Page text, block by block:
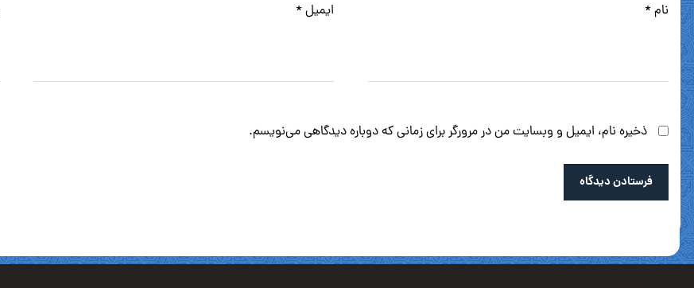
نام * ایمیل *
ذخیره نام، ایمیل و وبسایت من در مرورگر برای زمانی که دوباره دیدگاهی می‌نویسم.
فرستادن دیدگاه